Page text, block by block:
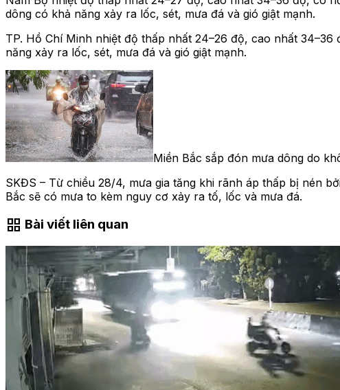
dông có khả năng xảy ra lốc, sét, mưa đá và gió giật mạnh.
TP. Hồ Chí Minh nhiệt độ thấp nhất 24–26 độ, cao nhất
năng xảy ra lốc, sét, mưa đá và gió giật mạnh.
Miền Bắc sắp đón mưa dông do
SKĐS – Từ chiều 28/4, mưa gia tăng khi rãnh áp thấp bị nén
Bắc sẽ có mưa to kèm nguy cơ xảy ra tố, lốc và mưa đá.
grid_view Bài viết liên quan